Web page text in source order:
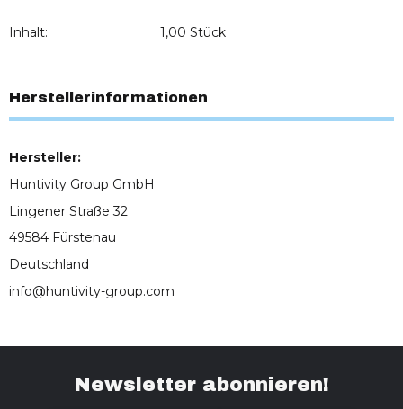
Inhalt: 1,00 Stück
Herstellerinformationen
Hersteller:
Huntivity Group GmbH
Lingener Straße 32
49584 Fürstenau
Deutschland
info@huntivity-group.com
Newsletter abonnieren!